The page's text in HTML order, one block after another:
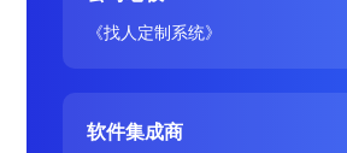
《找人定制系统》
软件集成商